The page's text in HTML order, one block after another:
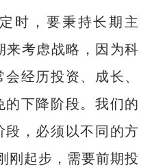
时，要秉持长期主
来考虑战略，因为科
经历投资、成长、
下降阶段。我们的
，必须以不同的方
刚起步，需要前期投